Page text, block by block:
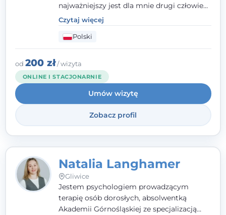
najważniejszy jest dla mnie drugi człowiek
- wierzę, że empatia, autentyczność i pełne
zaangażowanie tworzą bezpieczną
przestrzeń, będącą podstawą pracy nad
zmianą. W praktyce korzystam m.in. z
narzędzi Racjonalnej Terapii Zachowania.
Czytaj więcej
Polski
od 200 zł/ wizyta
ONLINE I STACJONARNIE
Umów wizytę
Zobacz profil
Natalia Langhamer
Gliwice
Jestem psychologiem prowadzącym
terapię osób dorosłych, absolwentką
Akademii Górnośląskiej ze specjalizacją